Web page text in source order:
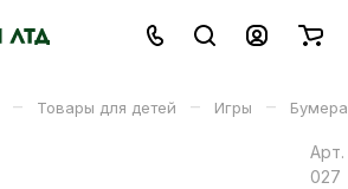
– Товары для детей – Игры –
Арт.
027